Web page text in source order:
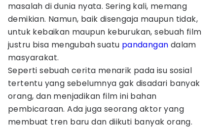
masalah di dunia nyata. Sering kali, memang
demikian. Namun, baik disengaja maupun tidak,
untuk kebaikan maupun keburukan, sebuah film
justru bisa mengubah suatu pandangan dalam
masyarakat.
Seperti sebuah cerita menarik pada isu sosial
tertentu yang sebelumnya gak disadari banyak
orang, dan menjadikan film ini bahan
pembicaraan. Ada juga seorang aktor yang
membuat tren baru dan diikuti banyak orang.